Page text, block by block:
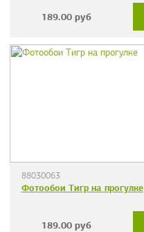
189.00 руб
88030063
Фотообои Тигр на прогулке
189.00 руб